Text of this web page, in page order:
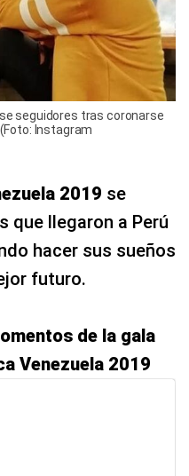
seguidores tras coronarse
Instagram
2019 se
que llegaron a Perú
hacer sus sueños
futuro.
de la gala
Venezuela 2019